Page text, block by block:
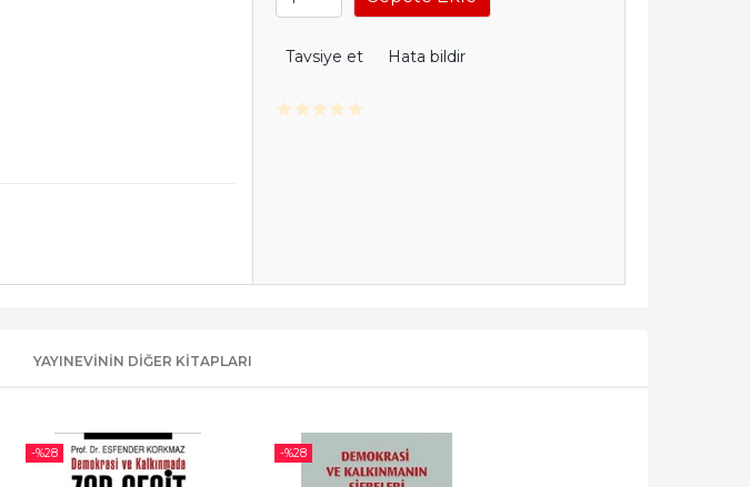
Tavsiye et Hata bildir
YAYINEVININ DIĞER KITAPLARI
-%28 -%28